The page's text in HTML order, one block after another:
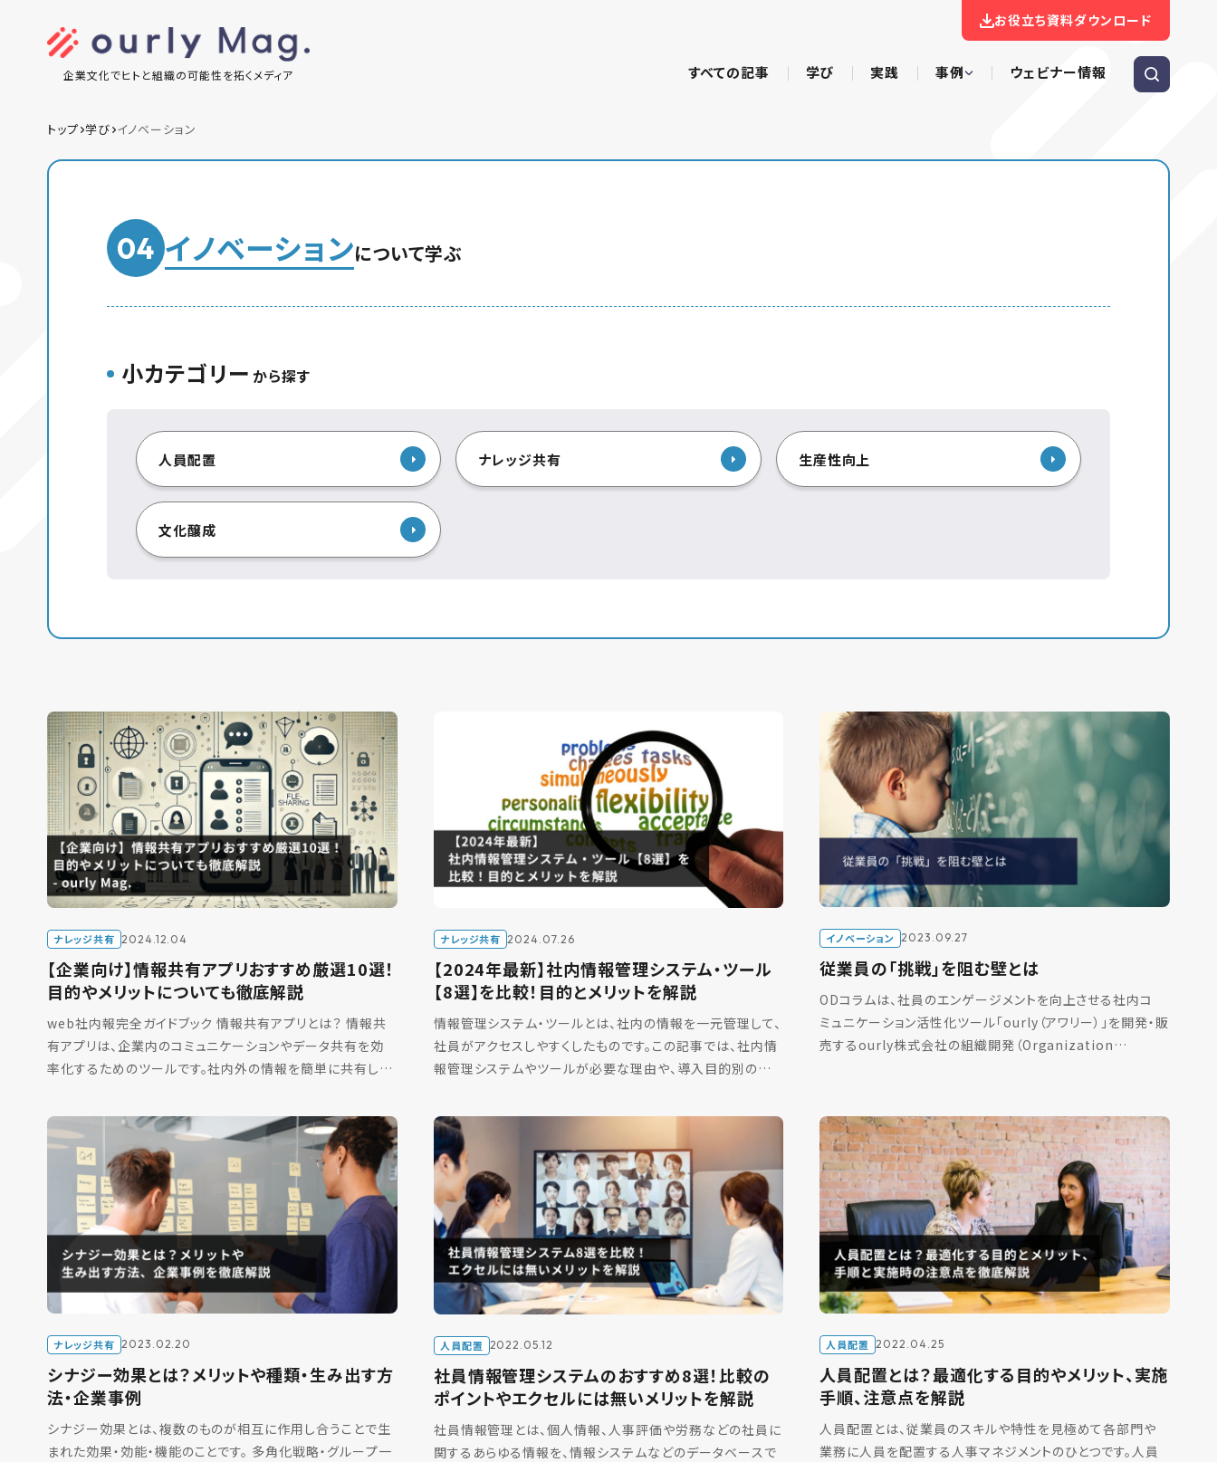
企業文化でヒトと組織の可能性を拓くメディア
お役立ち資料ダウンロード
すべての記事 学び 実践 事例 ウェビナー情報
トップ 学び イノベーション
04 イノベーションについて学ぶ
小カテゴリー から探す
人員配置 ナレッジ共有 生産性向上
文化醸成
ナレッジ共有 2024.12.04
【企業向け】情報共有アプリおすすめ厳選10選！
目的やメリットについても徹底解説
web社内報完全ガイドブック 情報共有アプリとは？ 情報共
有アプリは、企業内のコミュニケーションやデータ共有を効
率化するためのツールです。社内外の情報を簡単に共有し、
[…]
ナレッジ共有 2024.07.26
【2024年最新】社内情報管理システム・ツール
【8選】を比較！目的とメリットを解説
情報管理システム・ツールとは、社内の情報を一元管理して、
社員がアクセスしやすくしたものです。この記事では、社内情
報管理システムやツールが必要な理由や、導入目的別のおす
[…]
イノベーション 2023.09.27
従業員の「挑戦」を阻む壁とは
ODコラムは、社員のエンゲージメントを向上させる社内コ
ミュニケーション活性化ツール「ourly（アワリー）」を開発・販
売するourly株式会社の組織開発（Organization
ナレッジ共有 2023.02.20
シナジー効果とは？メリットや種類・生み出す方
法・企業事例
シナジー効果とは、複数のものが相互に作用し合うことで生
まれた効果・効能・機能のことです。 多角化戦略・グループ一
人員配置 2022.05.12
社員情報管理システムのおすすめ8選！比較の
ポイントやエクセルには無いメリットを解説
社員情報管理とは、個人情報、人事評価や労務などの社員に
関するあらゆる情報を、情報システムなどのデータベースで
人員配置 2022.04.25
人員配置とは？最適化する目的やメリット、実施
手順、注意点を解説
人員配置とは、従業員のスキルや特性を見極めて各部門や
業務に人員を配置する人事マネジメントのひとつです。人員